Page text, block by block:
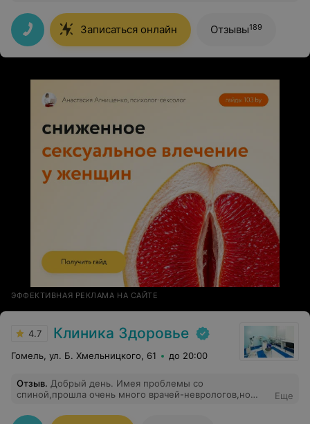
Записаться онлайн Отзывы189
ЭФФЕКТИВНАЯ РЕКЛАМА НА САЙТЕ
4.7 Клиника Здоровье
Гомель, ул. Б. Хмельницкого, 61 до 20:00
Отзыв. Добрый день. Имея проблемы со
спиной,прошла очень много врачей-неврологов,но
именно этот врач мне
Еще